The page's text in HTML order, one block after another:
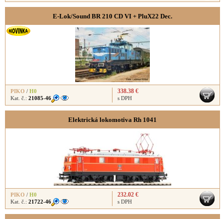
E-Lok/Sound BR 210 CD VI + PluX22 Dec.
PIKO / H0
Kat. č.: 21085-46
338.38 €
s DPH
Elektrická lokomotiva Rh 1041
PIKO / H0
Kat. č.: 21722-46
232.02 €
s DPH